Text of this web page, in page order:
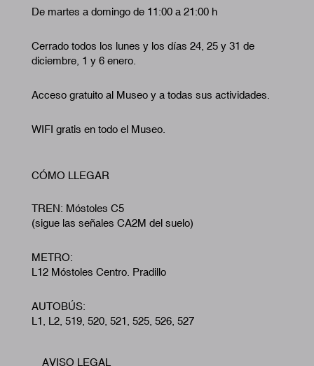
De martes a domingo de 11:00 a 21:00 h
Cerrado todos los lunes y los días 24, 25 y 31 de
diciembre, 1 y 6 enero.
Acceso gratuito al Museo y a todas sus actividades.
WIFI gratis en todo el Museo.
CÓMO LLEGAR
TREN: Móstoles C5
(sigue las señales CA2M del suelo)
METRO:
L12 Móstoles Centro. Pradillo
AUTOBÚS:
L1, L2, 519, 520, 521, 525, 526, 527
AVISO LEGAL